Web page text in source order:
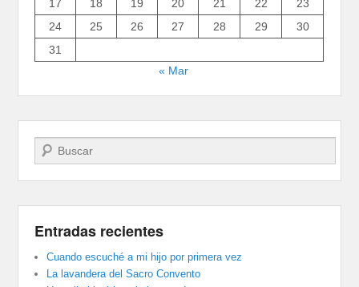
17
18 19 20 21 22
23
24
25 26 27 28 29
30
31
« Mar
Buscar
Entradas recientes
Cuando escuché a mi hijo por primera vez
La lavandera del Sacro Convento